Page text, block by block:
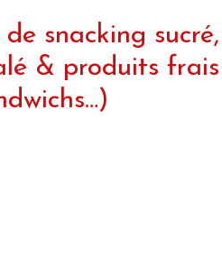
snacking sucré,
& produits frais